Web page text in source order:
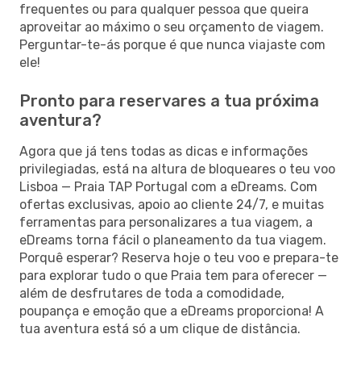
frequentes ou para qualquer pessoa que queira
aproveitar ao máximo o seu orçamento de viagem.
Perguntar-te-ás porque é que nunca viajaste com
ele!
Pronto para reservares a tua próxima
aventura?
Agora que já tens todas as dicas e informações
privilegiadas, está na altura de bloqueares o teu voo
Lisboa — Praia TAP Portugal com a eDreams. Com
ofertas exclusivas, apoio ao cliente 24/7, e muitas
ferramentas para personalizares a tua viagem, a
eDreams torna fácil o planeamento da tua viagem.
Porquê esperar? Reserva hoje o teu voo e prepara-te
para explorar tudo o que Praia tem para oferecer —
além de desfrutares de toda a comodidade,
poupança e emoção que a eDreams proporciona! A
tua aventura está só a um clique de distância.